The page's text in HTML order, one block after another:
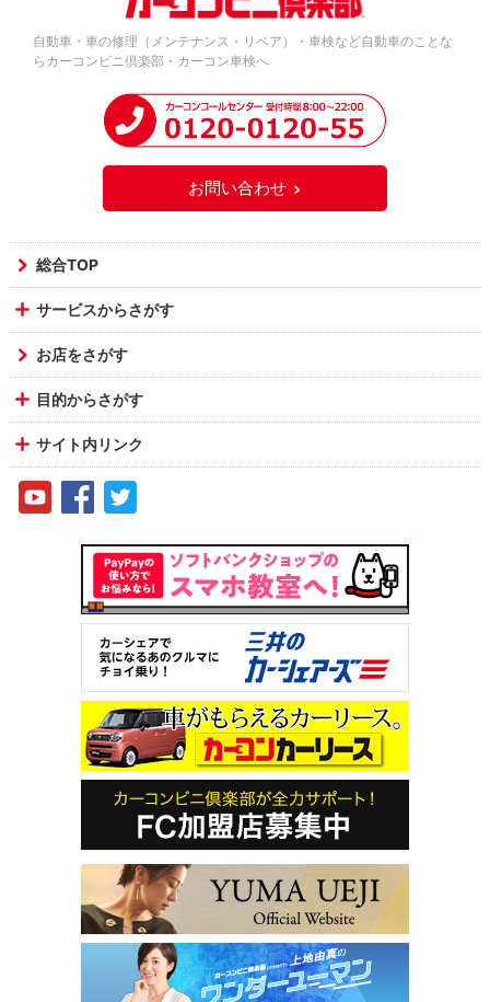
自動車・車の修理（メンテナンス・リペア）・車検など自動車のことな
らカーコンビニ倶楽部・カーコン車検へ
お問い合わせ
総合TOP
サービスからさがす
お店をさがす
目的からさがす
サイト内リンク